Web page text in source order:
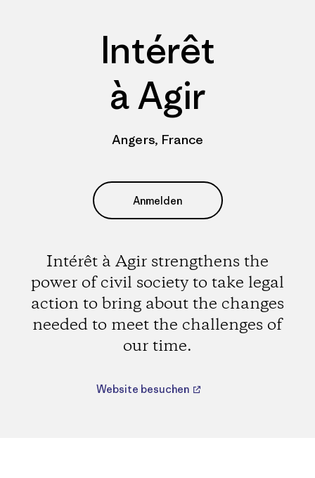
Intérêt
à Agir
Angers, France
Anmelden
Intérêt à Agir strengthens the
power of civil society to take legal
action to bring about the changes
needed to meet the challenges of
our time.
Website besuchen